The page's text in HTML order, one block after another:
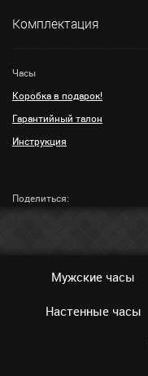
Комплектация
Часы
Коробка в подарок!
Гарантийный талон
Инструкция
Поделиться:
Мужские часы
Настенные часы